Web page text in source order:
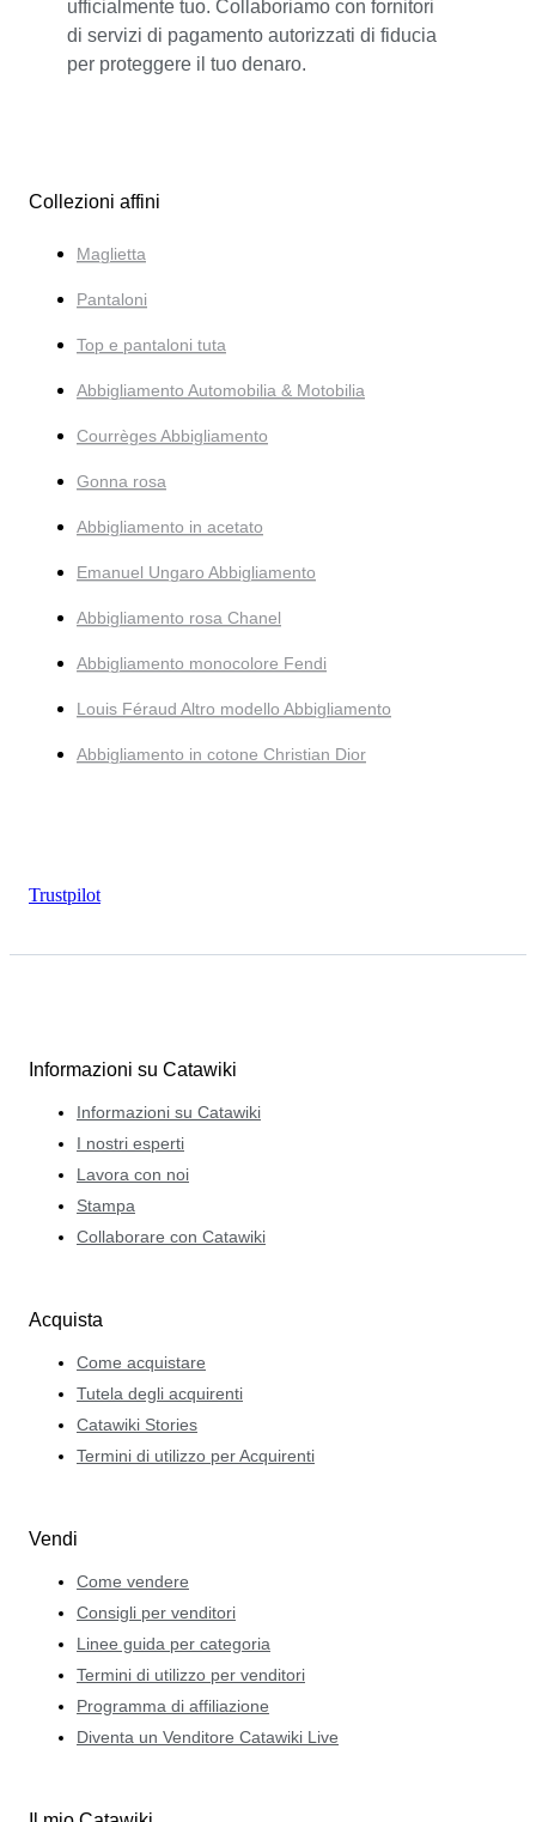
ufficialmente tuo. Collaboriamo con fornitori
di servizi di pagamento autorizzati di fiducia
per proteggere il tuo denaro.
Collezioni affini
Maglietta
Pantaloni
Top e pantaloni tuta
Abbigliamento Automobilia & Motobilia
Courrèges Abbigliamento
Gonna rosa
Abbigliamento in acetato
Emanuel Ungaro Abbigliamento
Abbigliamento rosa Chanel
Abbigliamento monocolore Fendi
Louis Féraud Altro modello Abbigliamento
Abbigliamento in cotone Christian Dior
Trustpilot
Informazioni su Catawiki
Informazioni su Catawiki
I nostri esperti
Lavora con noi
Stampa
Collaborare con Catawiki
Acquista
Come acquistare
Tutela degli acquirenti
Catawiki Stories
Termini di utilizzo per Acquirenti
Vendi
Come vendere
Consigli per venditori
Linee guida per categoria
Termini di utilizzo per venditori
Programma di affiliazione
Diventa un Venditore Catawiki Live